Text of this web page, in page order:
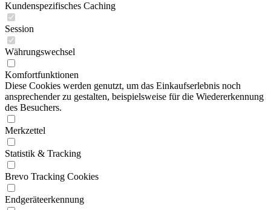
Kundenspezifisches Caching
Session
Währungswechsel
Komfortfunktionen
Diese Cookies werden genutzt, um das Einkaufserlebnis noch
ansprechender zu gestalten, beispielsweise für die Wiedererkennung
des Besuchers.
Merkzettel
Statistik & Tracking
Brevo Tracking Cookies
Endgeräteerkennung